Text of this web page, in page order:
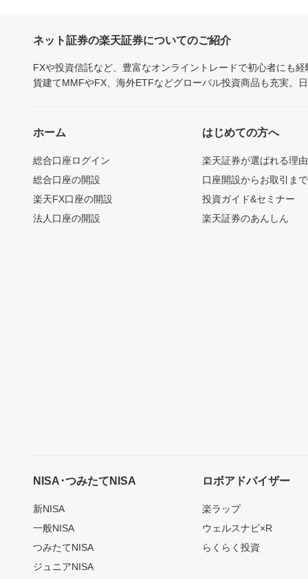
ネット証券の楽天証券についてのご紹介
FXや投資信託など、豊富なオンライントレードで初心者にも
貨建てMMFやFX、海外ETFなどグローバル投資商品も充実。
ホーム
総合口座ログイン
総合口座の開設
楽天FX口座の開設
法人口座の開設
はじめての方へ
楽天証券が選ばれる理由
口座開設からお取引ま
投資ガイド&セミナー
楽天証券のあんしん
NISA･つみたてNISA
新NISA
一般NISA
つみたてNISA
ジュニアNISA
ロボアドバイザー
楽ラップ
ウェルスナビ×R
らくらく投資